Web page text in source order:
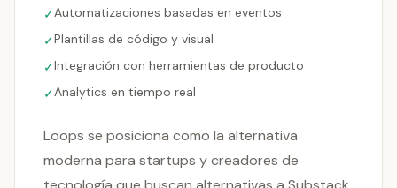
✓Automatizaciones basadas en eventos
✓Plantillas de código y visual
✓Integración con herramientas de producto
✓Analytics en tiempo real
Loops se posiciona como la alternativa
moderna para startups y creadores de